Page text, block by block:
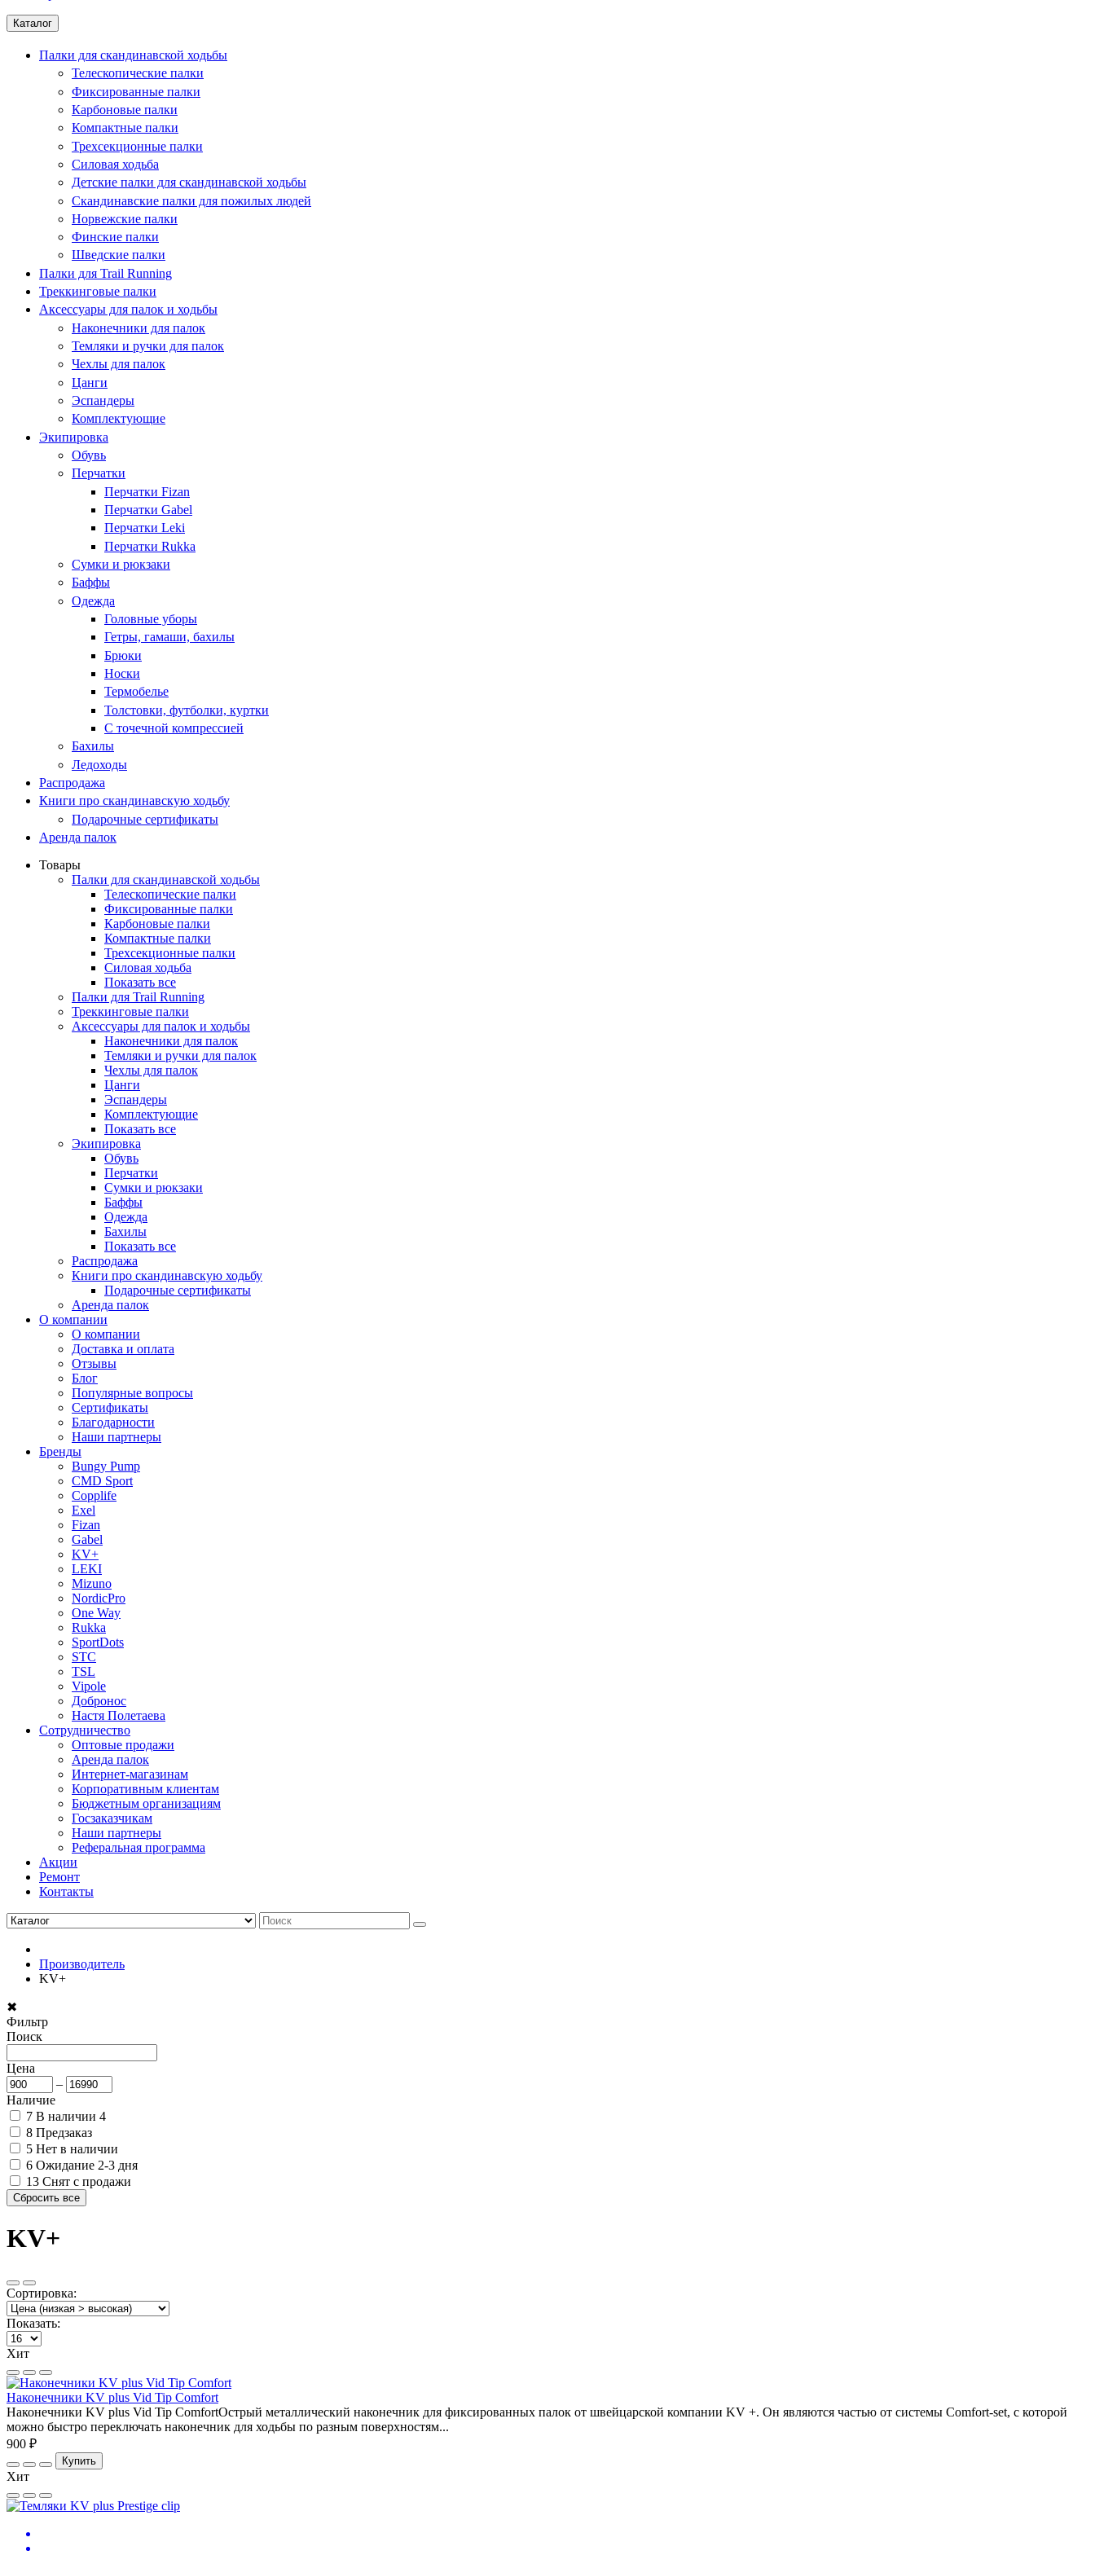
Каталог
Палки для скандинавской ходьбы
Телескопические палки
Фиксированные палки
Карбоновые палки
Компактные палки
Трехсекционные палки
Силовая ходьба
Детские палки для скандинавской ходьбы
Скандинавские палки для пожилых людей
Норвежские палки
Финские палки
Шведские палки
Палки для Trail Running
Треккинговые палки
Аксессуары для палок и ходьбы
Наконечники для палок
Темляки и ручки для палок
Чехлы для палок
Цанги
Эспандеры
Комплектующие
Экипировка
Обувь
Перчатки
Перчатки Fizan
Перчатки Gabel
Перчатки Leki
Перчатки Rukka
Сумки и рюкзаки
Баффы
Одежда
Головные уборы
Гетры, гамаши, бахилы
Брюки
Носки
Термобелье
Толстовки, футболки, куртки
С точечной компрессией
Бахилы
Ледоходы
Распродажа
Книги про скандинавскую ходьбу
Подарочные сертификаты
Аренда палок
Товары
Палки для скандинавской ходьбы
Телескопические палки
Фиксированные палки
Карбоновые палки
Компактные палки
Трехсекционные палки
Силовая ходьба
Показать все
Палки для Trail Running
Треккинговые палки
Аксессуары для палок и ходьбы
Наконечники для палок
Темляки и ручки для палок
Чехлы для палок
Цанги
Эспандеры
Комплектующие
Показать все
Экипировка
Обувь
Перчатки
Сумки и рюкзаки
Баффы
Одежда
Бахилы
Показать все
Распродажа
Книги про скандинавскую ходьбу
Подарочные сертификаты
Аренда палок
О компании
О компании
Доставка и оплата
Отзывы
Блог
Популярные вопросы
Сертификаты
Благодарности
Наши партнеры
Бренды
Bungy Pump
CMD Sport
Copplife
Exel
Fizan
Gabel
KV+
LEKI
Mizuno
NordicPro
One Way
Rukka
SportDots
STC
TSL
Vipole
Добронос
Настя Полетаева
Сотрудничество
Оптовые продажи
Аренда палок
Интернет-магазинам
Корпоративным клиентам
Бюджетным организациям
Госзаказчикам
Наши партнеры
Реферальная программа
Акции
Ремонт
Контакты
Производитель
KV+
✖
Фильтр
Поиск
Цена
–
Наличие
7 В наличии 4
8 Предзаказ
5 Нет в наличии
6 Ожидание 2-3 дня
13 Снят с продажи
KV+
Сортировка:
Показать:
Хит
Наконечники KV plus Vid Tip Comfort
Наконечники KV plus Vid Tip ComfortОстрый металлический наконечник для фиксированных палок от швейцарской компании KV +. Он являются частью от системы Comfort-set, с которой
можно быстро переключать наконечник для ходьбы по разным поверхностям...
900 ₽
Купить
Хит